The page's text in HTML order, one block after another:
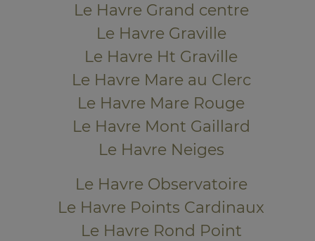
Le Havre Grand centre
Le Havre Graville
Le Havre Ht Graville
Le Havre Mare au Clerc
Le Havre Mare Rouge
Le Havre Mont Gaillard
Le Havre Neiges
Le Havre Observatoire
Le Havre Points Cardinaux
Le Havre Rond Point